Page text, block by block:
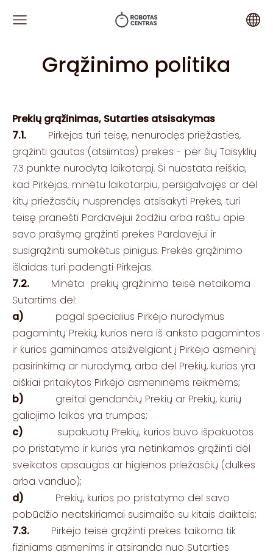
Grąžinimo politika
Prekių grąžinimas, Sutarties atsisakymas
7.1. Pirkėjas turi teisę, nenurodęs priežasties,
grąžinti gautas (atsiimtas) prekes - per šių Taisyklių
7.3 punkte nurodytą laikotarpį. Ši nuostata reiškia,
kad Pirkėjas, minėtu laikotarpiu, persigalvojęs ar dėl
kitų priežasčių nusprendęs atsisakyti Prekės, turi
teisę pranešti Pardavėjui žodžiu arba raštu apie
savo prašymą grąžinti prekes Pardavėjui ir
susigrąžinti sumokėtus pinigus. Prekės grąžinimo
išlaidas turi padengti Pirkėjas.
7.2. Minėta prekių grąžinimo teisė netaikoma
Sutartims dėl:
a) pagal specialius Pirkėjo nurodymus
pagamintų Prekių, kurios nėra iš anksto pagamintos
ir kurios gaminamos atsižvelgiant į Pirkėjo asmeninį
pasirinkimą ar nurodymą, arba dėl Prekių, kurios yra
aiškiai pritaikytos Pirkėjo asmeninėms reikmėms;
b) greitai gendančių Prekių ar Prekių, kurių
galiojimo laikas yra trumpas;
c) supakuotų Prekių, kurios buvo išpakuotos
po pristatymo ir kurios yra netinkamos grąžinti dėl
sveikatos apsaugos ar higienos priežasčių (dulkės
arba vanduo);
d) Prekių, kurios po pristatymo dėl savo
pobūdžio neatskiriamai susimaišo su kitais daiktais;
7.3. Pirkėjo teisė grąžinti prekes taikoma tik
fiziniams asmenims ir atsiranda nuo Sutarties